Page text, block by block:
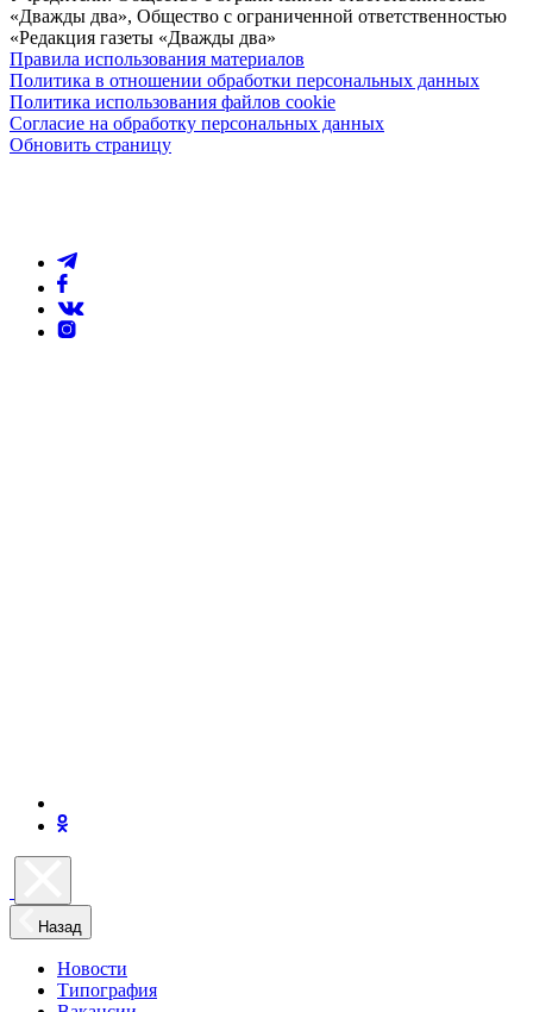
«Дважды два», Общество с ограниченной ответственностью
«Редакция газеты «Дважды два»
Правила использования материалов
Политика в отношении обработки персональных данных
Политика использования файлов cookie
Согласие на обработку персональных данных
Обновить страницу
Назад
Новости
Типография